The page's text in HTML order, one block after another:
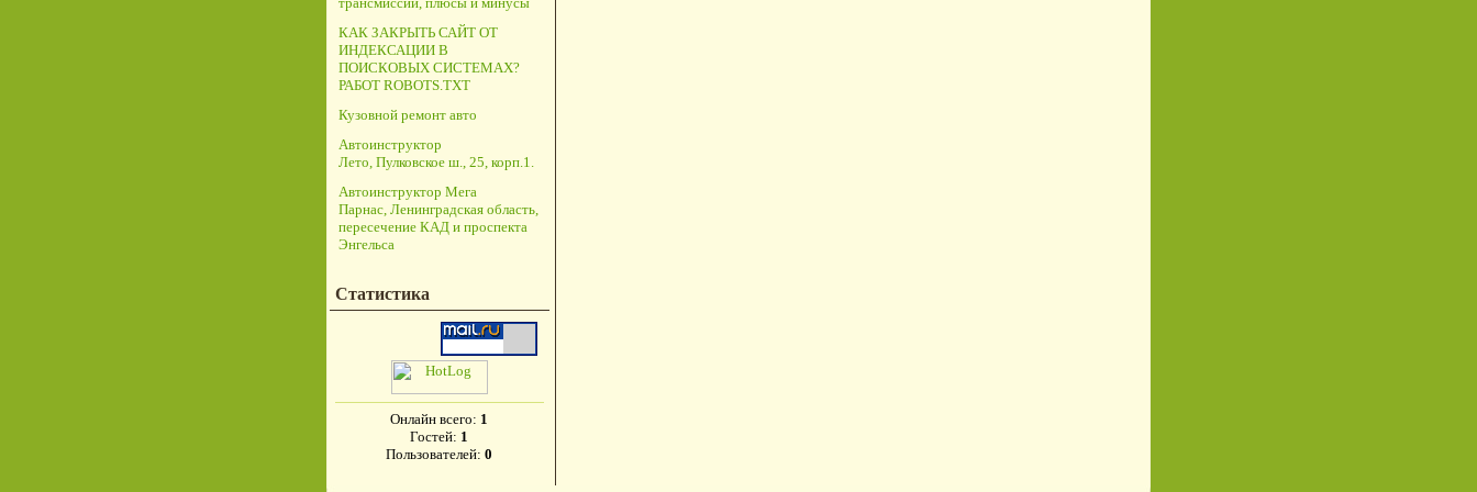
КАК ЗАКРЫТЬ САЙТ ОТ
ИНДЕКСАЦИИ В
ПОИСКОВЫХ СИСТЕМАХ?
РАБОТ ROBOTS.TXT
Кузовной ремонт авто
Автоинструктор
Лето, Пулковское ш., 25, корп.1.
Автоинструктор Мега
Парнас, Ленинградская область,
пересечение КАД и проспекта
Энгельса
Статистика
Онлайн всего: 1
Гостей: 1
Пользователей: 0